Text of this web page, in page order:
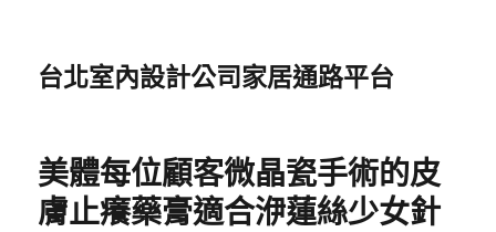
台北室內設計公司家居通路平台
美體每位顧客微晶瓷手術的皮
膚止癢藥膏適合洢蓮絲少女針